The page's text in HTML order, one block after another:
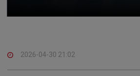
2026-04-30 21:02